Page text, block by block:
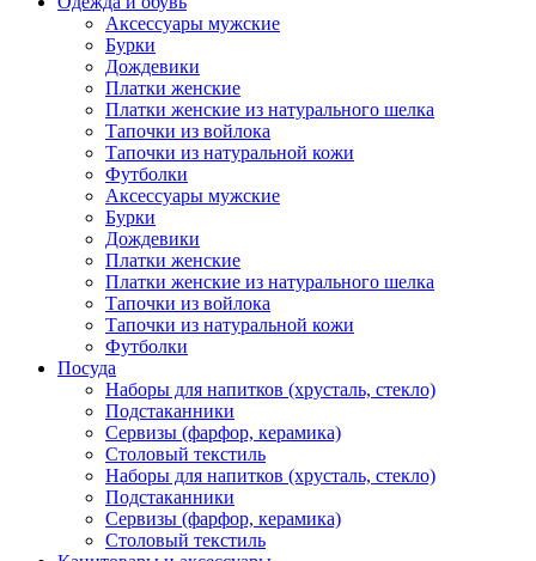
Аксессуары мужские
Бурки
Дождевики
Платки женские
Платки женские из натурального шелка
Тапочки из войлока
Тапочки из натуральной кожи
Футболки
Аксессуары мужские
Бурки
Дождевики
Платки женские
Платки женские из натурального шелка
Тапочки из войлока
Тапочки из натуральной кожи
Футболки
Посуда
Наборы для напитков (хрусталь, стекло)
Подстаканники
Сервизы (фарфор, керамика)
Столовый текстиль
Наборы для напитков (хрусталь, стекло)
Подстаканники
Сервизы (фарфор, керамика)
Столовый текстиль